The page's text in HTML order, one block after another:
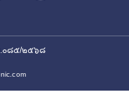
๐๘๕/๒๕๖๘